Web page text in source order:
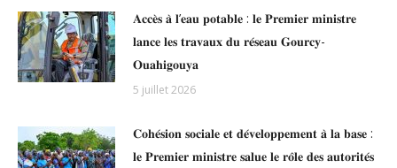
𝐀𝐜𝐜𝐞̀𝐬 𝐚̀ 𝐥’𝐞𝐚𝐮 𝐩𝐨𝐭𝐚𝐛𝐥𝐞 : 𝐥𝐞 𝐏𝐫𝐞𝐦𝐢𝐞𝐫 𝐦𝐢𝐧𝐢𝐬𝐭𝐫𝐞
𝐥𝐚𝐧𝐜𝐞 𝐥𝐞𝐬 𝐭𝐫𝐚𝐯𝐚𝐮𝐱 𝐝𝐮 𝐫𝐞́𝐬𝐞𝐚𝐮 𝐆𝐨𝐮𝐫𝐜𝐲-
𝐎𝐮𝐚𝐡𝐢𝐠𝐨𝐮𝐲𝐚
5 juillet 2026
𝐂𝐨𝐡𝐞́𝐬𝐢𝐨𝐧 𝐬𝐨𝐜𝐢𝐚𝐥𝐞 𝐞𝐭 𝐝𝐞́𝐯𝐞𝐥𝐨𝐩𝐩𝐞𝐦𝐞𝐧𝐭 𝐚̀ 𝐥𝐚 𝐛𝐚𝐬𝐞 :
𝐥𝐞 𝐏𝐫𝐞𝐦𝐢𝐞𝐫 𝐦𝐢𝐧𝐢𝐬𝐭𝐫𝐞 𝐬𝐚𝐥𝐮𝐞 𝐥𝐞 𝐫𝐨̂𝐥𝐞 𝐝𝐞𝐬 𝐚𝐮𝐭𝐨𝐫𝐢𝐭𝐞́𝐬